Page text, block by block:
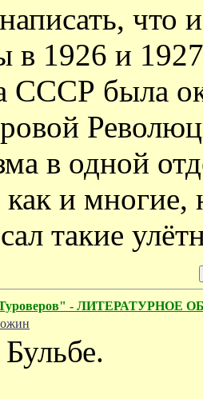
что
в 1926 и
СССР была
в одной
как и многие,
такие
- ЛИТЕРАТУРНОЕ